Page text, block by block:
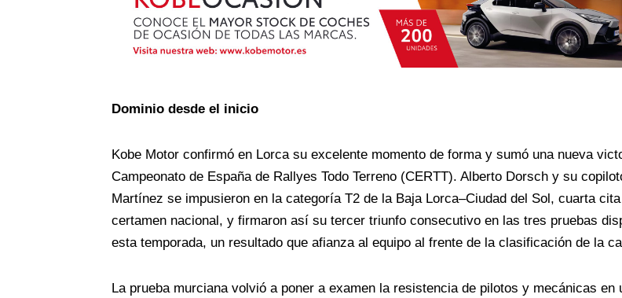
Dominio desde el inicio
Kobe Motor confirmó en Lorca su excelente momento de forma y sumó una nueva
Campeonato de España de Rallyes Todo Terreno (CERTT). Alberto Dorsch y su
Martínez se impusieron en la categoría T2 de la Baja Lorca–Ciudad del Sol, cuarta
certamen nacional, y firmaron así su tercer triunfo consecutivo en las tres pruebas
esta temporada, un resultado que afianza al equipo al frente de la clasificación de la
La prueba murciana volvió a poner a examen la resistencia de pilotos y mecánicas en